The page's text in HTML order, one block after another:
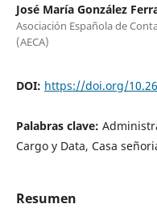
José María González
Asociación Española de
(AECA)
DOI: https://doi.org/
Palabras clave:
Cargo y Data, Casa
Resumen